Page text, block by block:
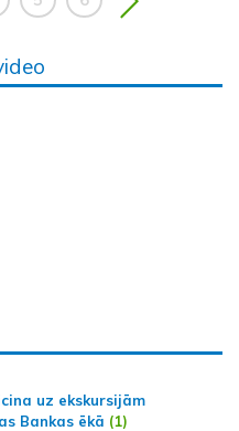
uz ekskursijām
Bankas ēkā (1)